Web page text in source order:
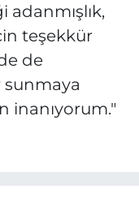
teşekkür
de
sunmaya
inanıyorum."